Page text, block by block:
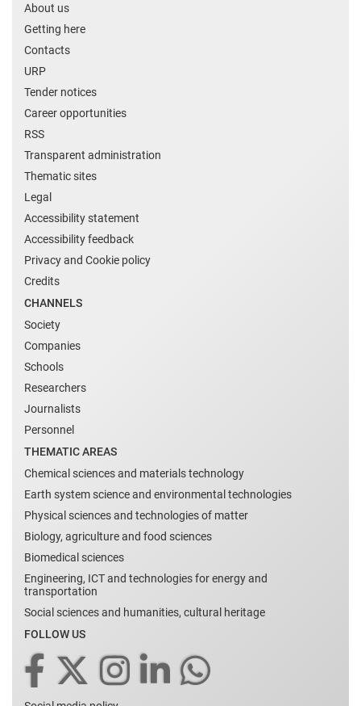
About us
Getting here
Contacts
URP
Tender notices
Career opportunities
RSS
Transparent administration
Thematic sites
Legal
Accessibility statement
Accessibility feedback
Privacy and Cookie policy
Credits
CHANNELS
Society
Companies
Schools
Researchers
Journalists
Personnel
THEMATIC AREAS
Chemical sciences and materials technology
Earth system science and environmental technologies
Physical sciences and technologies of matter
Biology, agriculture and food sciences
Biomedical sciences
Engineering, ICT and technologies for energy and
transportation
Social sciences and humanities, cultural heritage
FOLLOW US